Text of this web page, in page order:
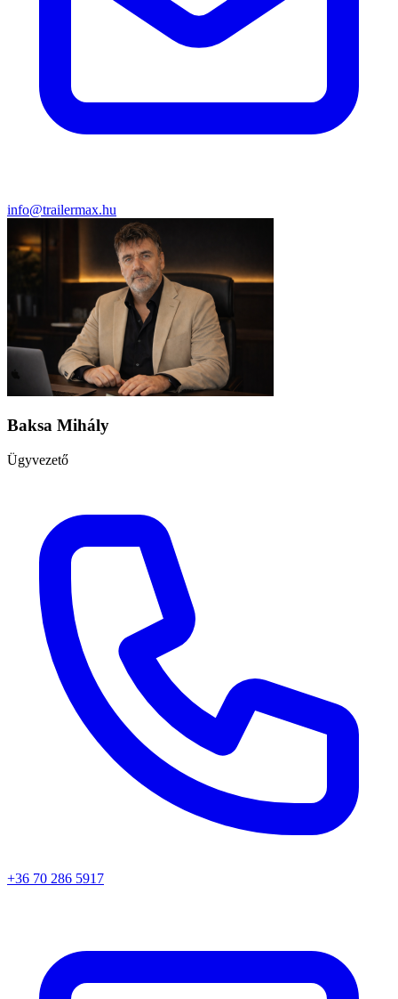
info@trailermax.hu
Baksa Mihály
Ügyvezető
+36 70 286 5917